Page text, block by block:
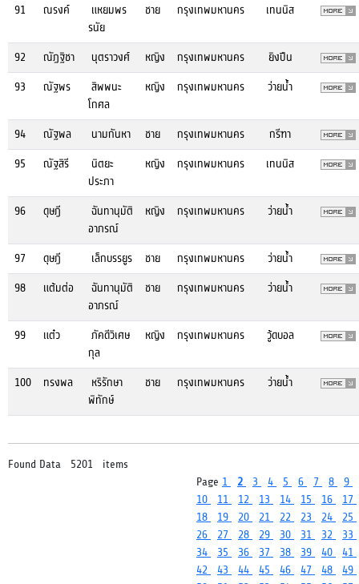
91 ณรงค์
แหยมพร
รนัย
ชาย กรุงเทพมหานคร เทนนิส
92 ณัฏฐิชา นุตราวงศ์ หญิง กรุงเทพมหานคร
ยิงปืน
93
ณัฐพร
สิพพนะ
โกศล
หญิง กรุงเทพมหานคร ว่ายน้ำ
94 ณัฐพล นามกันหา ชาย กรุงเทพมหานคร
กรีฑา
95
ณัฐสิรี
นิตยะ
ประภา
หญิง กรุงเทพมหานคร เทนนิส
96 ดุษฎี
ฉันทานุมัติ
อาภรณ์
หญิง กรุงเทพมหานคร ว่ายน้ำ
97 ดุษฎี เล็กบรรยูร ชาย กรุงเทพมหานคร
ว่ายน้ำ
98
แต้มต่อ
ฉันทานุมัติ
อาภรณ์
ชาย กรุงเทพมหานคร ว่ายน้ำ
99 แต๋ว
ภัคดีวิเศษ
กุล
หญิง กรุงเทพมหานคร วู้ดบอล
100 ทรงพล
หริรักษา
พิทักษ์
ชาย กรุงเทพมหานคร ว่ายน้ำ
Found Data 5201 items
Page 1 2 3 4 5 6 7 8 9
10
11 12 13 14 15 16
17
18
19 20 21 22 23 24
25
26
27 28 29 30 31 32
33
34
35 36 37 38 39 40
41
42
43 44 45 46 47 48
49